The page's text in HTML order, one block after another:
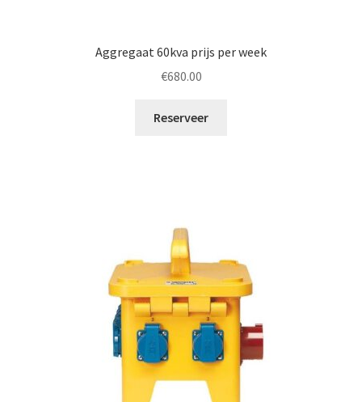
Aggregaat 60kva prijs per week
€680.00
Reserveer